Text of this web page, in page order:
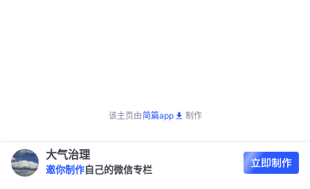
该主页由简篇app 制作
大气治理
邀你制作 自己的微信专栏